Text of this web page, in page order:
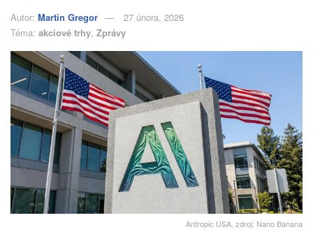
Autor: Martin Gregor
27 února, 2026
Téma: akciové trhy, Zprávy
Antropic USA, zdroj: Nano Banana